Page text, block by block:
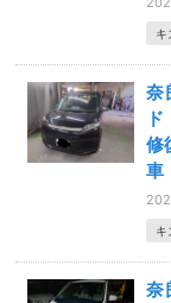
キ
奈
キ